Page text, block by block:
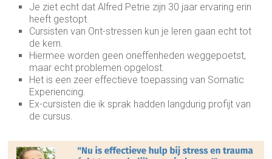
Je ziet echt dat Alfred Petrie zijn 30 jaar ervaring erin
heeft gestopt.
Cursisten van Ont-stressen kun je leren gaan echt tot
de kern.
Hiermee worden geen oneffenheden weggepoetst,
maar echt problemen opgelost.
Het is een zeer effectieve toepassing van Somatic
Experiencing.
Ex-cursisten die ik sprak hadden langdurig profijt van
de cursus.